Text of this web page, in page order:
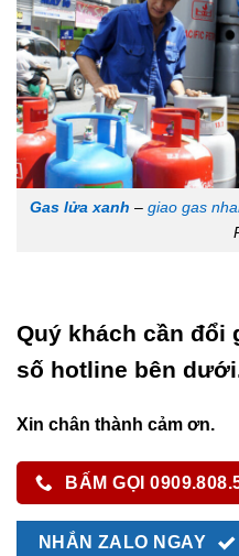
Gas lửa xanh – giao gas
Quý khách cần đổi
số hotline bên
Xin chân thành cảm ơn.
BẤM GỌI
NHẮN ZALO NGAY